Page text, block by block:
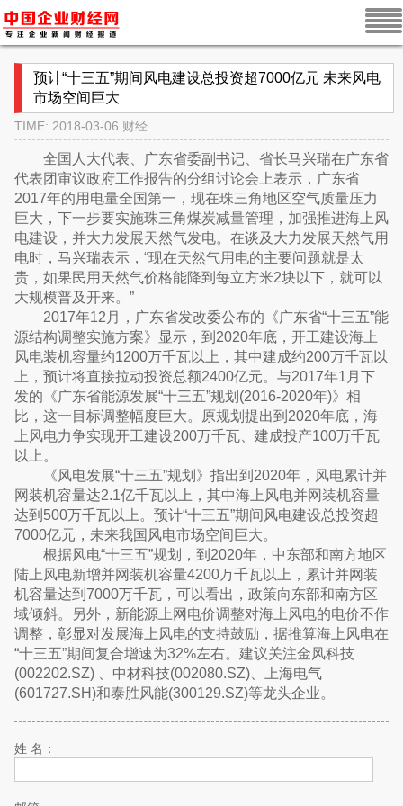
预计“十三五”期间风电建设总投资超7000亿元 未来风电
市场空间巨大
TIME: 2018-03-06 财经
全国人大代表、广东省委副书记、省长马兴瑞在广东省
代表团审议政府工作报告的分组讨论会上表示，广东省
2017年的用电量全国第一，现在珠三角地区空气质量压力
巨大，下一步要实施珠三角煤炭减量管理，加强推进海上风
电建设，并大力发展天然气发电。在谈及大力发展天然气用
电时，马兴瑞表示，“现在天然气用电的主要问题就是太
贵，如果民用天然气价格能降到每立方米2块以下，就可以
大规模普及开来。”
2017年12月，广东省发改委公布的《广东省“十三五”能
源结构调整实施方案》显示，到2020年底，开工建设海上
风电装机容量约1200万千瓦以上，其中建成约200万千瓦以
上，预计将直接拉动投资总额2400亿元。与2017年1月下
发的《广东省能源发展“十三五”规划(2016-2020年)》相
比，这一目标调整幅度巨大。原规划提出到2020年底，海
上风电力争实现开工建设200万千瓦、建成投产100万千瓦
以上。
《风电发展“十三五”规划》指出到2020年，风电累计并
网装机容量达2.1亿千瓦以上，其中海上风电并网装机容量
达到500万千瓦以上。预计“十三五”期间风电建设总投资超
7000亿元，未来我国风电市场空间巨大。
根据风电“十三五”规划，到2020年，中东部和南方地区
陆上风电新增并网装机容量4200万千瓦以上，累计并网装
机容量达到7000万千瓦，可以看出，政策向东部和南方区
域倾斜。另外，新能源上网电价调整对海上风电的电价不作
调整，彰显对发展海上风电的支持鼓励，据推算海上风电在
“十三五”期间复合增速为32%左右。建议关注金风科技
(002202.SZ) 、中材科技(002080.SZ)、上海电气
(601727.SH)和泰胜风能(300129.SZ)等龙头企业。
姓 名：